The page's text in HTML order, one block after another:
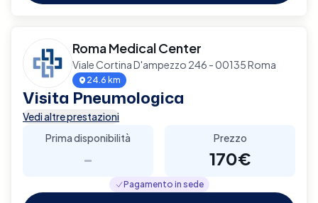
Roma Medical Center
Viale Cortina D'ampezzo 246 - 00135 Roma
24.6 km
Visita Pneumologica
Vedi altre prestazioni
Prima disponibilità
-
Prezzo
170€
Pagamento in sede